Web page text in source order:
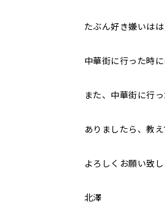
たぶん好き嫌いは
中華街に行った時
また、中華街に行
ありましたら、教え
よろしくお願い致し
北澤